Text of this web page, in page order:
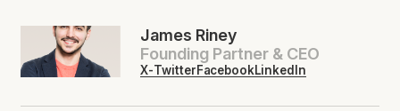
James Riney
Founding Partner & CEO
X-TwitterFacebookLinkedIn